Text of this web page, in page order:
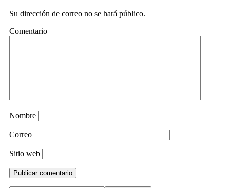
Su dirección de correo no se hará público.
Comentario
Nombre
Correo
Sitio web